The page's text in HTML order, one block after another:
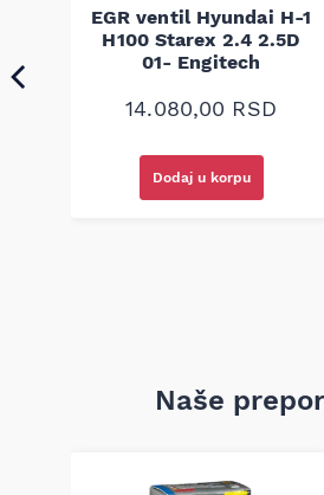
osigurava kompatibilnost i pouzdan
koristi kao zamena originalnog kaiša.
EGR ventil Hyundai H-1
H100 Starex 2.4 2.5D
01- Engitech
14.080,00 RSD
Dodaj u korpu
Naše